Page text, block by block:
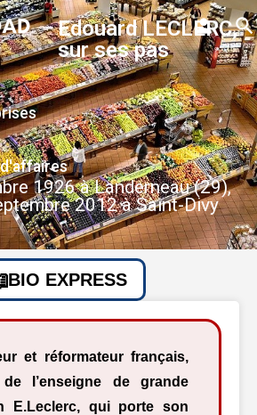
Edouard LECLERC,
sur ses pas
1926 à Landerneau (29),
2012 à Saint-Divy
BIO EXPRESS
et réformateur français,
l’enseigne de grande
E.Leclerc, qui porte son